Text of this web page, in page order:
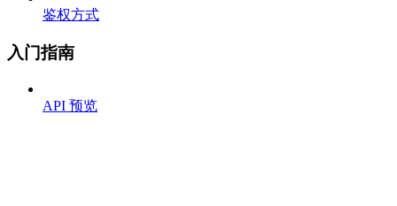
鉴权方式
入门指南
API 预览